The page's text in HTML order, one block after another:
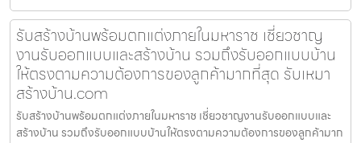
รับสร้างบ้านพร้อมตกแต่งภายในมหาราช เชี่ยวชาญ
งานรับออกแบบและสร้างบ้าน รวมถึงรับออกแบบบ้าน
ให้ตรงตามความต้องการของลูกค้ามากที่สุด รับเหมา
สร้างบ้าน.com
รับสร้างบ้านพร้อมตกแต่งภายในมหาราช เชี่ยวชาญงานรับออกแบบและ
สร้างบ้าน รวมถึงรับออกแบบบ้านให้ตรงตามความต้องการของลูกค้ามาก